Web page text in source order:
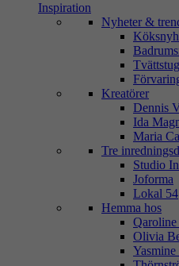
Inspiration
Nyheter &
Kreatörer
Dennis
Ida
Maria
Tre
Studio In
Joforma
Lokal 54
Hemma hos
Olivia
Yasmine